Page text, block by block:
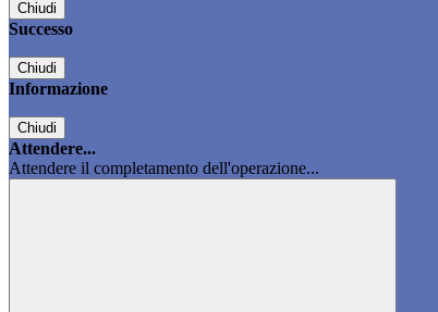
Chiudi
Successo
Chiudi
Informazione
Chiudi
Attendere...
Attendere il completamento dell'operazione...